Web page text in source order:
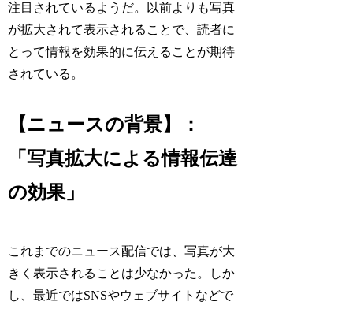
注目されているようだ。以前よりも写真
が拡大されて表示されることで、読者に
とって情報を効果的に伝えることが期待
されている。
【ニュースの背景】：
「写真拡大による情報伝達
の効果」
これまでのニュース配信では、写真が大
きく表示されることは少なかった。しか
し、最近ではSNSやウェブサイトなどで